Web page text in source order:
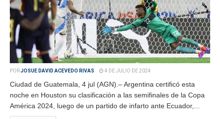
PORJOSUE DAVID ACEVEDO RIVAS 4 DE JULIO DE 2024
Ciudad de Guatemala, 4 jul (AGN).– Argentina certificó esta
noche en Houston su clasificación a las semifinales de la Copa
América 2024, luego de un partido de infarto ante Ecuador,...